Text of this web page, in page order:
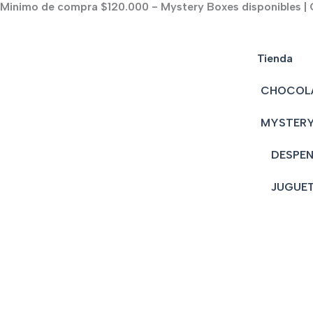
Ir
Minimo de compra $120.000 - Mystery Boxes disponibles
Tienda